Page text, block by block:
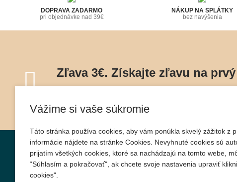
DOPRAVA ZADARMO
pri objednávke nad 39€
NÁKUP NA SPLÁTKY
bez navýšenia
Zľava 3€. Získajte zľavu na
O nákupe
Spôsob dopravy a platby
Informácie
Úvod
Vážime si vaše súkromie
Táto stránka používa cookies, aby vám ponúkla skvelý zážitok z
informácie nájdete na stránke Cookies. Nevyhnuté cookies sú
prijatím všetkých cookies, ktoré sa nachádzajú na tomto webe,
“Súhlasím a pokračovať", ak chcete svoje nastavenia upraviť
cookies".